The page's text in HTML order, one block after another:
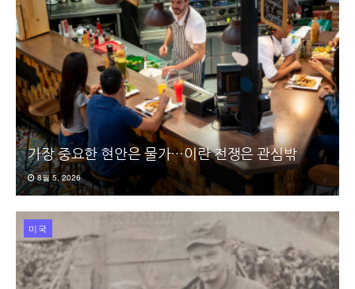
가장 중요한 현안은 물가…이란 전쟁은 관심밖
8월 5, 2026
미국